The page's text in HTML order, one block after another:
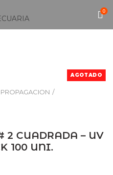
0
AGOTADO
2 CUADRADA – UV
100 UNI.